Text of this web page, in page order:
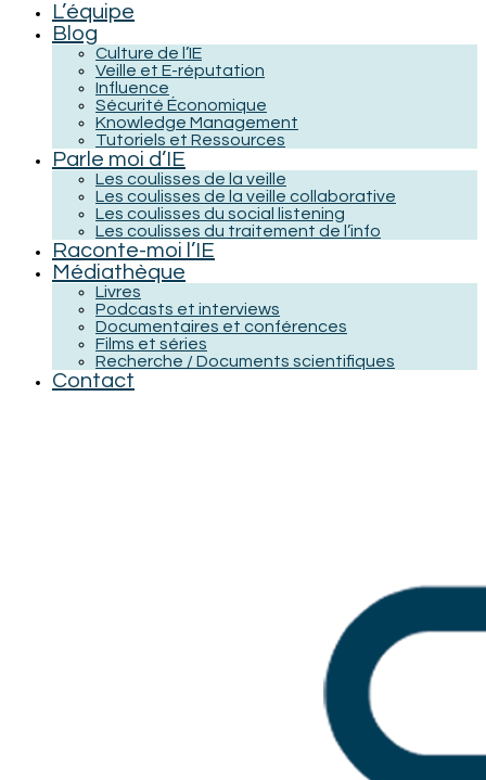
L’équipe
Blog
Culture de l’IE
Veille et E-réputation
Influence
Sécurité Économique
Knowledge Management
Tutoriels et Ressources
Parle moi d’IE
Les coulisses de la veille
Les coulisses de la veille collaborative
Les coulisses du social listening
Les coulisses du traitement de l’info
Raconte-moi l’IE
Médiathèque
Livres
Podcasts et interviews
Documentaires et conférences
Films et séries
Recherche / Documents scientifiques
Contact